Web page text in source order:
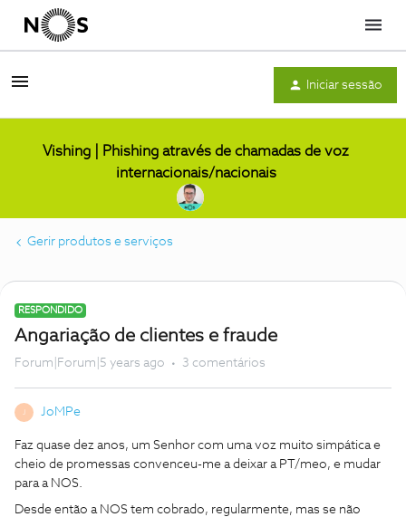
Menu
Iniciar sessão
Vishing | Phishing através de chamadas de voz
internacionais/nacionais
Gerir produtos e serviços
RESPONDIDO
Angariação de clientes e fraude
Forum|Forum|5 years ago 3 comentários
JoMPe
Faz quase dez anos, um Senhor com uma voz muito simpática e
cheio de promessas convenceu-me a deixar a PT/meo, e mudar
para a NOS.
Desde então a NOS tem cobrado, regularmente, mas se não